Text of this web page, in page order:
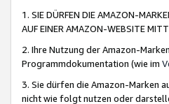
1. SIE DÜRFEN DIE AMAZON-
AUF EINER AMAZON-WEBSITE
2. Ihre Nutzung der Amazon-
Programmdokumentation (wie im
3. Sie dürfen die Amazon-Marken
nicht wie folgt nutzen oder